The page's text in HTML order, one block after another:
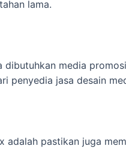
lama.
media
penyedia jasa desain
adalah pastikan juga